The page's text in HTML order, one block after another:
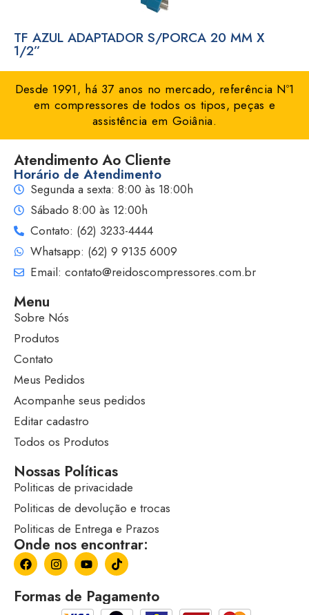
TF AZUL ADAPTADOR S/PORCA 20 MM X
1/2”
Desde 1991, há 37 anos no mercado, referência Nº1
em compressores de todos os tipos, peças e
assistência em Goiânia.
Atendimento Ao Cliente
Horário de Atendimento
Segunda a sexta: 8:00 às 18:00h
Sábado 8:00 às 12:00h
Contato: (62) 3233-4444
Whatsapp: (62) 9 9135 6009
Email: contato@reidoscompressores.com.br
Menu
Sobre Nós
Produtos
Contato
Meus Pedidos
Acompanhe seus pedidos
Editar cadastro
Todos os Produtos
Nossas Políticas
Politicas de privacidade
Politicas de devolução e trocas
Politicas de Entrega e Prazos
Onde nos encontrar:
Formas de Pagamento